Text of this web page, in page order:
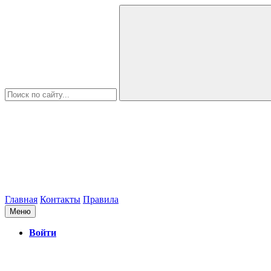
Главная Контакты Правила
Меню
Войти